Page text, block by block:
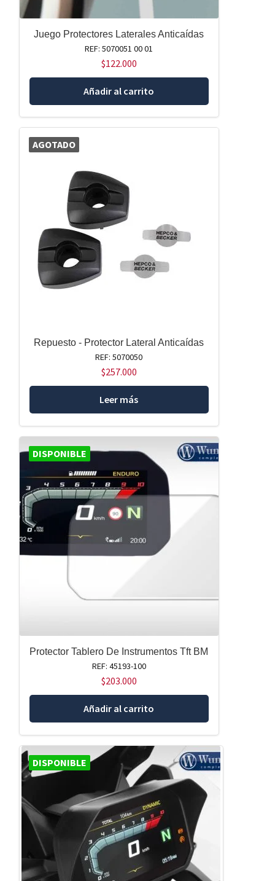
Juego Protectores Laterales Anticaídas
REF: 5070051 00 01
$122.000
Añadir al carrito
AGOTADO
Repuesto - Protector Lateral Anticaídas
REF: 5070050
$257.000
Leer más
DISPONIBLE
Protector Tablero De Instrumentos Tft BM
REF: 45193-100
$203.000
Añadir al carrito
DISPONIBLE